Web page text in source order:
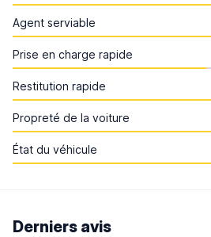
Agent serviable
Prise en charge rapide
Restitution rapide
Propreté de la voiture
État du véhicule
Derniers avis